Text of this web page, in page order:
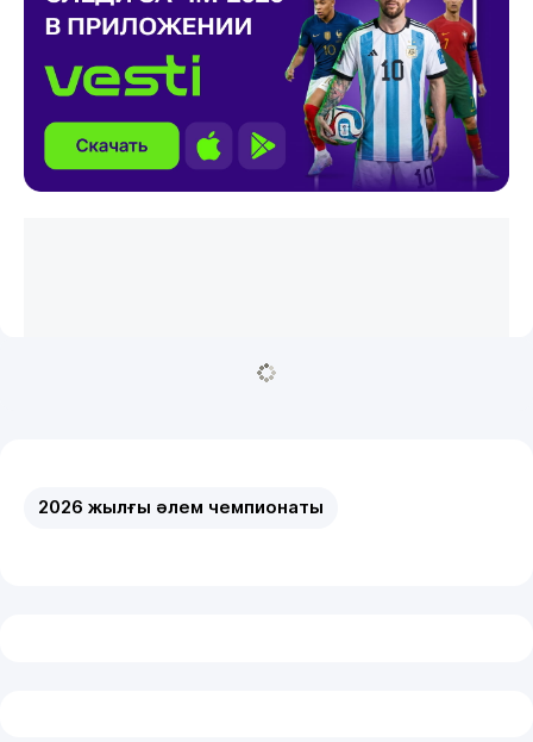
2026 жылғы әлем чемпионаты